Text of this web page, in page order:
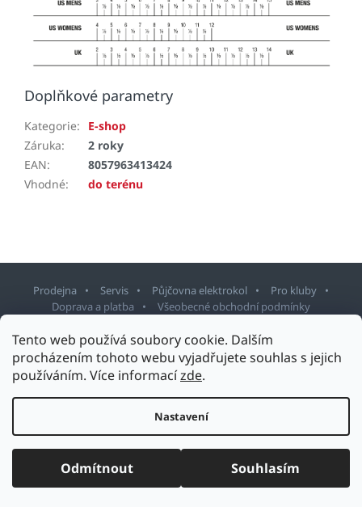
Tento web používá soubory cookie. Dalším
procházením tohoto webu vyjadřujete souhlas s jejich
používáním. Více informacízde.
Nastavení
Odmítnout Souhlasím
Doplňkové parametry
Kategorie:
E-shop
Záruka:
2 roky
EAN:
8057963413424
Vhodné: do terénu
Prodejna Servis Půjčovna elektrokol
Pro kluby
Doprava a platba
Všeobecné obchodní podmínky
Vytvořil Shoptet
Design šablony vytvořilShoptetak.cz